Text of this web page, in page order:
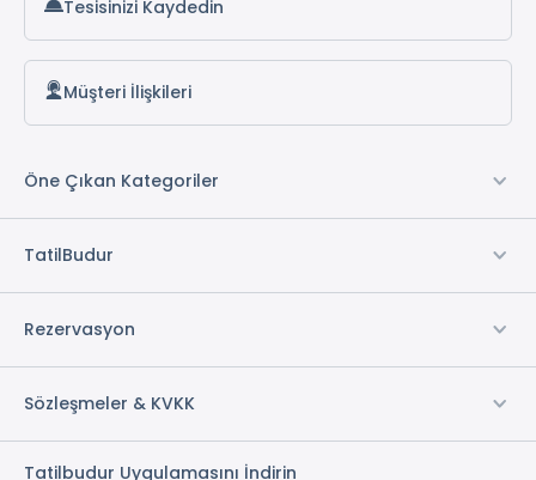
Tesisinizi Kaydedin
Müşteri İlişkileri
Öne Çıkan Kategoriler
TatilBudur
Rezervasyon
Sözleşmeler & KVKK
Tatilbudur Uygulamasını İndirin